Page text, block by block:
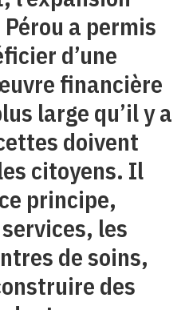
a permis
d’une
financière
large qu’il y a
doivent
citoyens. Il
principe,
les
de soins,
des